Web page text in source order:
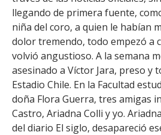
llegando de primera fuente,
niña del coro, a quien le habían
dolor tremendo, todo empezó a
volvió angustioso. A la semana
asesinado a Víctor Jara, preso y
Estadio Chile. En la Facultad
doña Flora Guerra, tres amigas
Castro, Ariadna Colli y yo.
del diario El siglo, desapareció